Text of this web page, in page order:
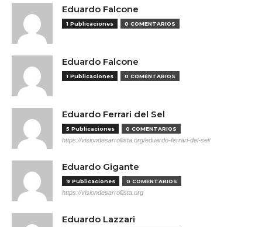
Eduardo Falcone
1 Publicaciones 0 COMENTARIOS
Eduardo Falcone
1 Publicaciones 0 COMENTARIOS
Eduardo Ferrari del Sel
5 Publicaciones 0 COMENTARIOS
https://visiondesarrollista.org/eduardo-ferrari-del-sel/
Eduardo Gigante
9 Publicaciones 0 COMENTARIOS
https://visiondesarrollista.org
Eduardo Lazzari